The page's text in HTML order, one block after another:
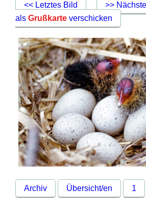
<< Letztes Bild >>
alsGrußkarte verschicken
Archiv Übersicht/en 1